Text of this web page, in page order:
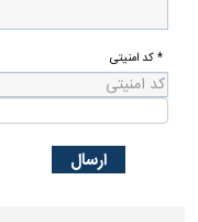
* کد امنیتی